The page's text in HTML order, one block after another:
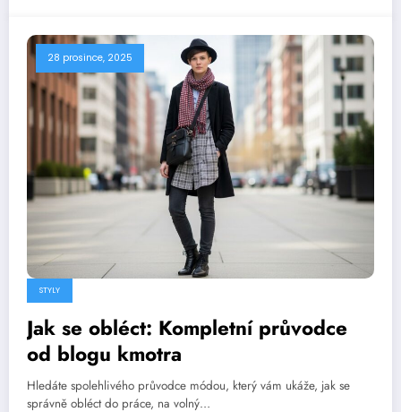
28 prosince, 2025
STYLY
Jak se obléct: Kompletní průvodce
od blogu kmotra
Hledáte spolehlivého průvodce módou, který vám ukáže, jak se
správně obléct do práce, na volný…